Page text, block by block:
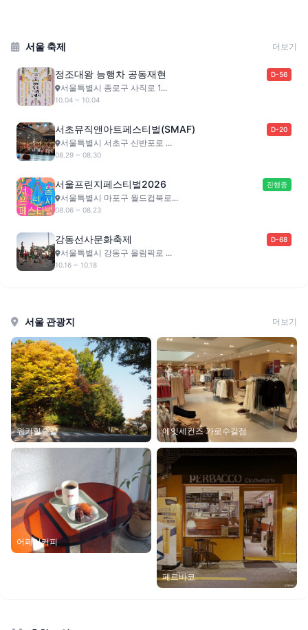
서울 축제 더보기
정조대왕 능행차 공동재현 D-56
서울특별시 종로구 사직로 1...
10.04 ~ 10.04
서초뮤직앤아트페스티벌(SMAF) D-20
서울특별시 서초구 신반포로 ...
08.29 ~ 08.30
서울프린지페스티벌2026 진행중
서울특별시 마포구 월드컵북로...
08.06 ~ 08.23
강동선사문화축제 D-68
서울특별시 강동구 올림픽로 ...
10.16 ~ 10.18
서울 관광지 더보기
워커힐숲길 에잇세컨즈 가로수길점
어페어커피
페르바코